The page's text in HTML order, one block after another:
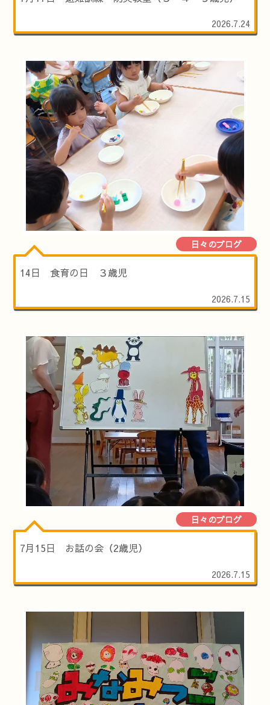
2026.7.24
日々のブログ
14日 食育の日 ３歳児
2026.7.15
日々のブログ
7月15日 お話の会（2歳児）
2026.7.15